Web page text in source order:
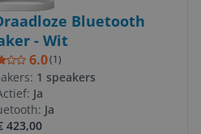
Bluetooth
- Wit
6.0(1)
1 speakers
Ja
Ja
423,00